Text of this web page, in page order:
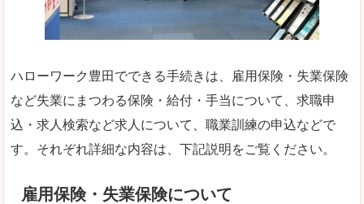
ハローワーク豊田でできる手続きは、雇用保険・失業保険
など失業にまつわる保険・給付・手当について、求職申
込・求人検索など求人について、職業訓練の申込などで
す。それぞれ詳細な内容は、下記説明をご覧ください。
雇用保険・失業保険について